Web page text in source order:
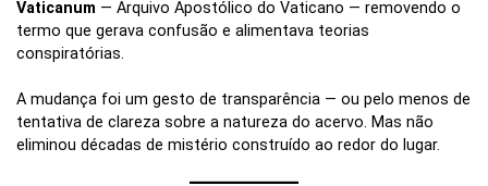
Vaticanum — Arquivo Apostólico do Vaticano — removendo o
termo que gerava confusão e alimentava teorias
conspiratórias.
A mudança foi um gesto de transparência — ou pelo menos de
tentativa de clareza sobre a natureza do acervo. Mas não
eliminou décadas de mistério construído ao redor do lugar.